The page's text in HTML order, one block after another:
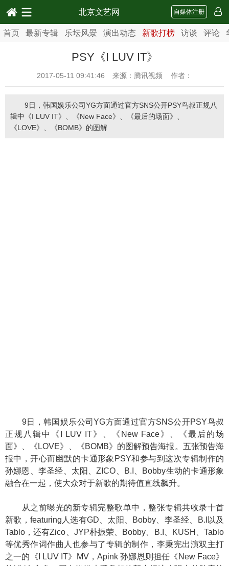
北京文艺网 自媒体注册
首页 最新专辑 乐坛风景 演出动态 新歌打榜 访谈 评论
PSY《I LUV IT》
2017-05-11 09:41:46 来源：腾讯视频 作者：
9日，韩国娱乐公司YG方面通过官方SNS公开PSY鸟叔正规八
辑中《I LUV IT》、《New Face》、《最后的场面》、
《LOVE》、《BOMB》的图解
9日，韩国娱乐公司YG方面通过官方SNS公开PSY鸟叔
正规八辑中《I LUV IT》、《New Face》、《最后的场
面》、《LOVE》、《BOMB》的图解预告海报。五张预告海
报中，开心而幽默的卡通形象PSY和参与到这次专辑制作的
孙娜恩、李圣经、太阳、ZICO、B.I、Bobby生动的卡通形象
融合在一起，使大众对于新歌的期待值直线飙升。
从之前曝光的新专辑完整歌单中，整张专辑共收录十首
新歌，featuring人选有GD、太阳、Bobby、李圣经、B.I以及
Tablo，还有Zico、JYP朴振荣、Bobby、B.I、KUSH、Tablo
等优秀作词作曲人也参与了专辑的制作，李秉宪出演双主打
之一的《I LUV IT》MV，Apink 孙娜恩则担任《New Face》